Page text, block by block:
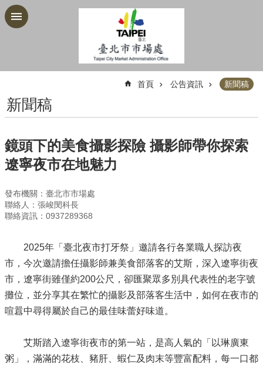
跳到主要內容區塊
首頁 公告資訊 新聞稿
新聞稿
鏡頭下的美食攝影探險 攝影師帶你探索
遼寧夜市在地魅力
發布機關：臺北市市場處
聯絡人：張峻閔科長
聯絡資訊：0937289368
2025年「臺北夜市打牙祭」邀請各行各業職人探訪夜
市，今次邀請擔任攝影師兼美食部落客的艾斯，深入遼寧街夜
市，遼寧街雖僅約200公尺，卻匯聚眾多別具代表性的老字號
攤位，並分享其在繁忙的攝影及部落客生活中，如何在夜市的
喧囂中尋得屬於自己的最佳味蕾好味道。
艾斯踏入遼寧街夜市的第一站，是高人氣的「以琳廣東
粥」，滿滿的花枝、豬肝、蝦仁及肉末等豐富配料，每一口都